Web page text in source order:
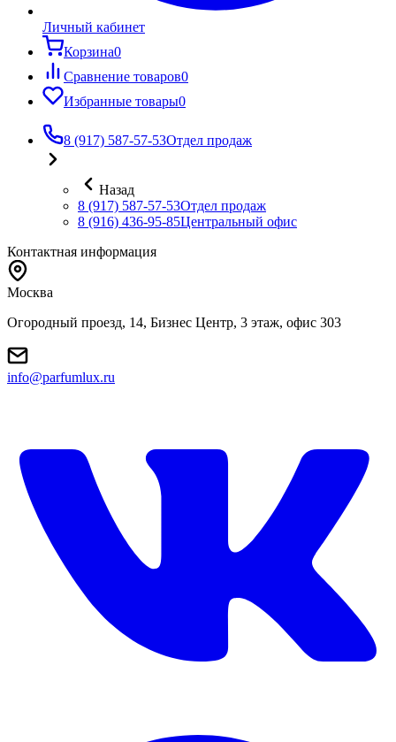
Личный кабинет
Корзина0
Сравнение товаров0
Избранные товары0
8 (917) 587-57-53Отдел продаж
Назад
8 (917) 587-57-53Отдел продаж
8 (916) 436-95-85Центральный офис
Контактная информация
Москва
Огородный проезд, 14, Бизнес Центр, 3 этаж, офис 303
info@parfumlux.ru